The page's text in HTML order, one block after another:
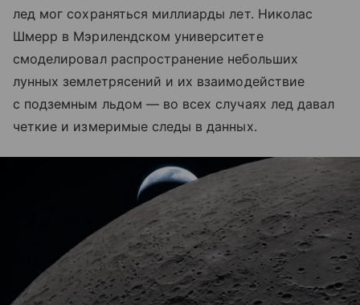
лед мог сохраняться миллиарды лет. Николас
Шмерр в Мэрилендском университете
смоделировал распространение небольших
лунных землетрясений и их взаимодействие
с подземным льдом — во всех случаях лед давал
четкие и измеримые следы в данных.